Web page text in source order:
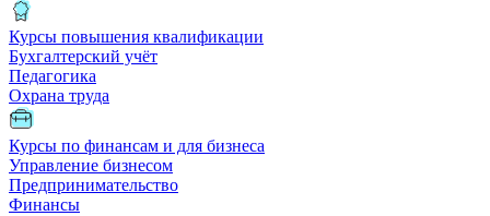
Курсы повышения квалификации
Бухгалтерский учёт
Педагогика
Охрана труда
Курсы по финансам и для бизнеса
Управление бизнесом
Предпринимательство
Финансы